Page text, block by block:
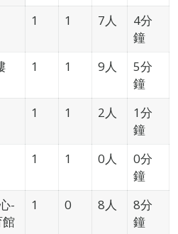
1 1 7人
4分
鐘
1 1 9人
5分
鐘
1 1 2人
1分
鐘
1 1 0人
0分
鐘
-
1 0 8人
8分
鐘